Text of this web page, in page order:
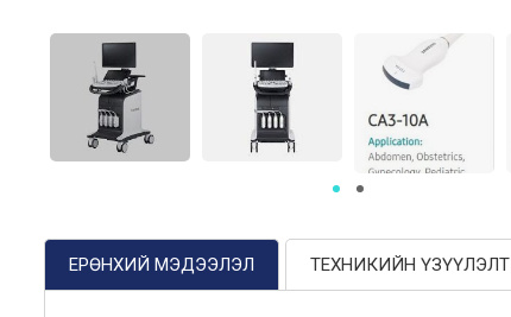
ЕРӨНХИЙ МЭДЭЭЛЭЛ ТЕХНИКИЙН ҮЗҮҮЛЭЛТ